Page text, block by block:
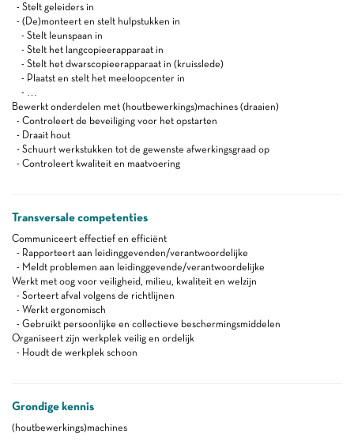
- Stelt geleiders in
- (De)monteert en stelt hulpstukken in
- Stelt leunspaan in
- Stelt het langcopieerapparaat in
- Stelt het dwarscopieerapparaat in (kruisslede)
- Plaatst en stelt het meeloopcenter in
- …
Bewerkt onderdelen met (houtbewerkings)machines (draaien)
- Controleert de beveiliging voor het opstarten
- Draait hout
- Schuurt werkstukken tot de gewenste afwerkingsgraad op
- Controleert kwaliteit en maatvoering
Transversale competenties
Communiceert effectief en efficiënt
- Rapporteert aan leidinggevenden/verantwoordelijke
- Meldt problemen aan leidinggevende/verantwoordelijke
Werkt met oog voor veiligheid, milieu, kwaliteit en welzijn
- Sorteert afval volgens de richtlijnen
- Werkt ergonomisch
- Gebruikt persoonlijke en collectieve beschermingsmiddelen
Organiseert zijn werkplek veilig en ordelijk
- Houdt de werkplek schoon
Grondige kennis
(houtbewerkings)machines